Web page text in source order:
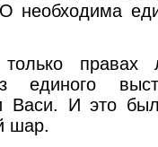
необходима
правах
единого
Васи. И это
шар.